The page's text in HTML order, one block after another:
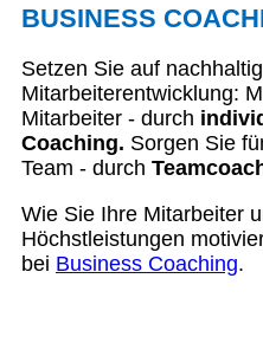
BUSINESS
Setzen Sie auf
Mitarbeiterentwicklung:
Mitarbeiter - durch
Coaching. Sorgen Sie
Team - durch
Wie Sie Ihre Mitarbeiter
Höchstleistungen
bei Business Coaching.